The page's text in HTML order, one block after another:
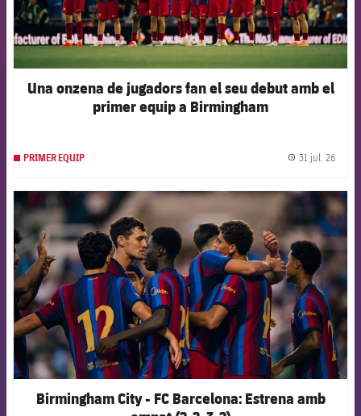
Una onzena de jugadors fan el seu debut amb el
primer equip a Birmingham
PRIMER EQUIP 31 jul. 26
FCB Barcelona badge
Birmingham City - FC Barcelona: Estrena amb